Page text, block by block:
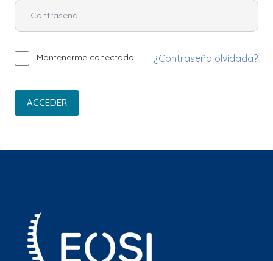
Mantenerme conectado ¿Contraseña olvidada?
ACCEDER